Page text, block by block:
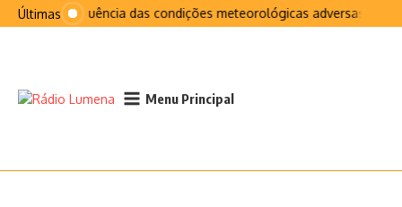
Ir para o conteúdo
ÚltimasNa sequência das condições meteorológicas adversas que
Menu Principal